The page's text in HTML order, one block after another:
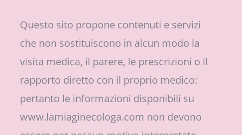
Questo sito propone contenuti e servizi
che non sostituiscono in alcun modo la
visita medica, il parere, le prescrizioni o il
rapporto diretto con il proprio medico:
pertanto le informazioni disponibili su
www.lamiaginecologa.com non devono